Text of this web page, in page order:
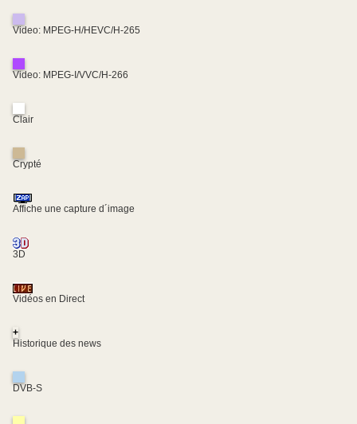
Video: MPEG-H/HEVC/H-265
Video: MPEG-I/VVC/H-266
Clair
Crypté
Affiche une capture d´image
3D
Vidéos en Direct
+
Historique des news
DVB-S